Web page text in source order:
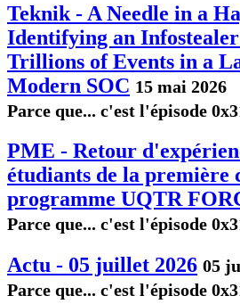
Teknik - A Needle in a
Identifying an
Trillions of Events in a
Modern SOC 15 mai 2026
Parce que... c'est l'épisode
PME - Retour
étudiants de la première
programme UQTR
Parce que... c'est l'épisode
Actu - 05 juillet 2026 05
Parce que... c'est l'épisode